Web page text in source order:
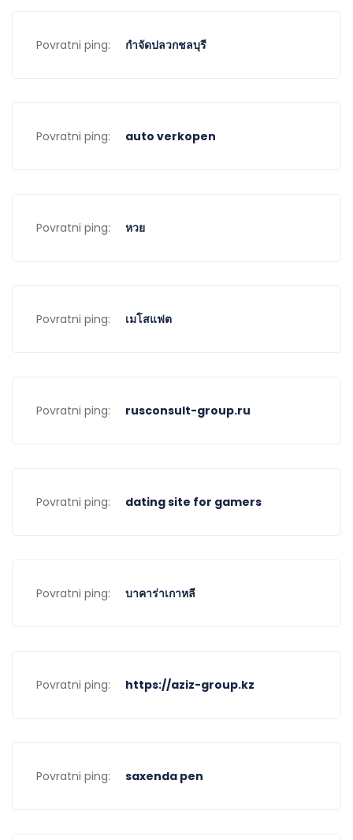
Povratni ping: กำจัดปลวกชลบุรี
Povratni ping: auto verkopen
Povratni ping: หวย
Povratni ping: เมโสแฟต
Povratni ping: rusconsult-group.ru
Povratni ping: dating site for gamers
Povratni ping: บาคาร่าเกาหลี
Povratni ping: https://aziz-group.kz
Povratni ping: saxenda pen